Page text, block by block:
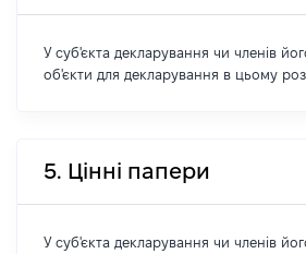
У суб'єкта декларування чи членів його
об'єкти для декларування в цьому
5. Цінні папери
У суб'єкта декларування чи членів його